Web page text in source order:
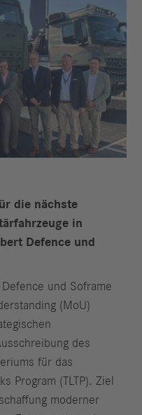
die nächste
in
Defence und
und Soframe
(MoU)
des
für das
Program (TLTP). Ziel
moderner